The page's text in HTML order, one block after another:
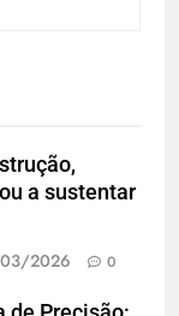
a sustentar
2026 0